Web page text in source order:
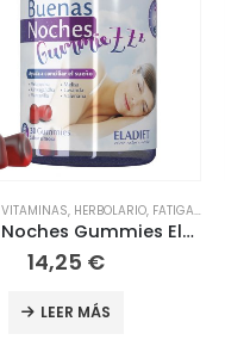
VITAMINAS, HERBOLARIO, FATIGA / CANSANCIO
Buenas Noches Gummies Eladiet 30 gummies
14,25 €
LEER MÁS